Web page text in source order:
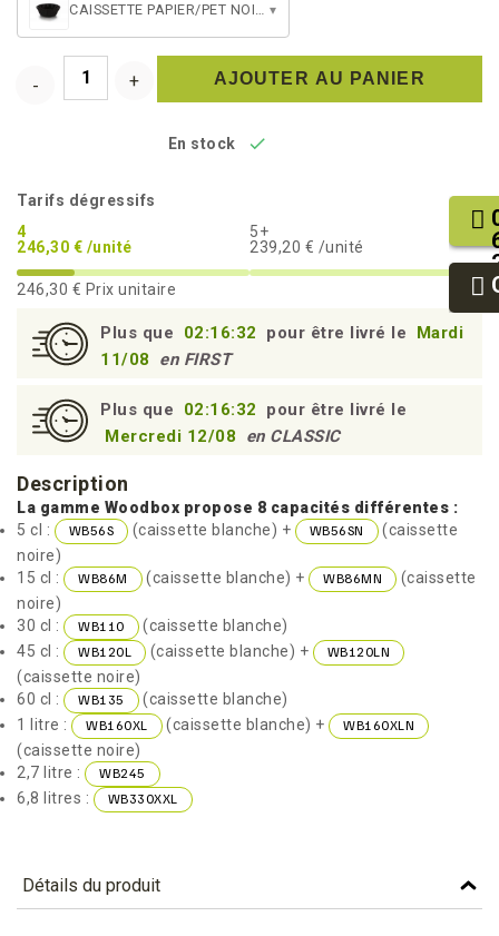
▾
AJOUTER AU PANIER
En stock 
Tarifs dégressifs
4
246,30 € /unité
5+
239,20 € /unité
246,30 € Prix unitaire
Plus que 02:16:31 pour être livré le
Mardi
11/08
en FIRST
Plus que 02:16:31
pour être livré le
Mercredi 12/08
en CLASSIC
Description
La gamme Woodbox propose 8 capacités différentes :
5 cl :
WB56S (caissette blanche) + WB56SN
(caissette
noire)
15 cl :
WB86M (caissette blanche) + WB86MN
(caissette
noire)
30 cl :
WB110
(caissette blanche)
45 cl :
WB120L (caissette blanche) + WB120LN
(caissette noire)
60 cl :
WB135
(caissette blanche)
1 litre :
WB160XL (caissette blanche) + WB160XLN
(caissette noire)
2,7 litre :
WB245
6,8 litres : WB330XXL
Détails du produit